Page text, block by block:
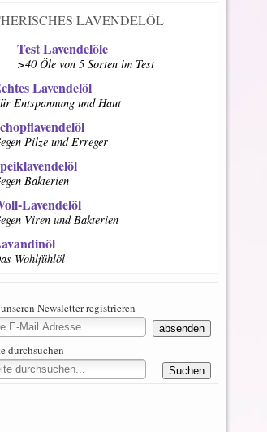
LAVENDELÖL
Test Lavendelöle
>40 Öle von 5 Sorten im Test
Lavendelöl
Entspannung und Haut
Pilze und Erreger
Bakterien
Lavendelöl
Viren und Bakterien
Wohlfühlöl
Newsletter registrieren
durchsuchen